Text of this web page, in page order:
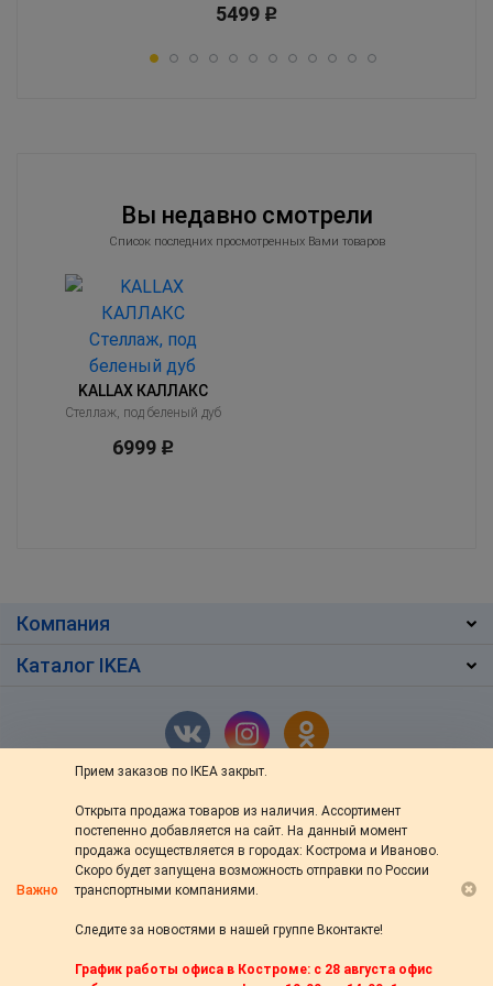
Важно
Прием заказов по IKEA закрыт.
Открыта продажа товаров из наличия. Ассортимент
постепенно добавляется на сайт. На данный момент
продажа осуществляется в городах: Кострома и Иваново.
Скоро будет запущена возможность отправки по России
транспортными компаниями.
Следите за новостями в нашей группе Вконтакте!
График работы офиса в Костроме: с 28 августа офис
5499 Р
Вы недавно смотрели
Список последних просмотренных Вами товаров
KALLAX КАЛЛАКС
Стеллаж, под беленый дуб
6999 Р
Компания
Каталог IKEA
г. Кострома,ул. Ив.Сусанина 48/76
+7 (4942) 46-13-64
пн — вс: с 10:00 до 20:00
© 2014—2026 «s-44.ru» Доставка товаров из IKEA в Кострому. Настоящая